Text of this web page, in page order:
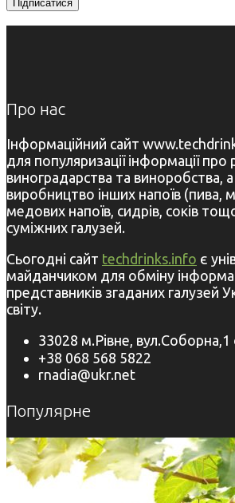
Про нас
Інформаційний сайт
для популяризації інформації про
виноградарства та виноробства,
виробництво інших напоїв (пива,
медових напоїв, сидрів, соків
суміжних галузей.
Сьогодні сайт techdrinks.info є
майданчиком для обміну
представників згаданих галузей
світу.
33028 м.Рівне, вул.Соборна,1
+38 068 568 5822
rnadia@ukr.net
Популярне